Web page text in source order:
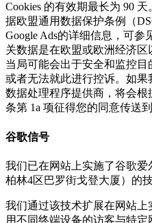
Cookies 的有效期最长为 90
据欧盟通用数据保护条例（
Google Ads的详细信息，可参
关数据是在欧盟或欧洲经济区
当局可能会出于安全和监控
或者无法就此进行控诉。如
数据处理程序提供商，将会
条第 1a 项征得您的同意传送
谷歌信号
我们已在网站上实施了谷歌
柏林4区巴罗街戈登大厦）的技
我们通过该技术扩展在网站
用不同终端设备的访客与特